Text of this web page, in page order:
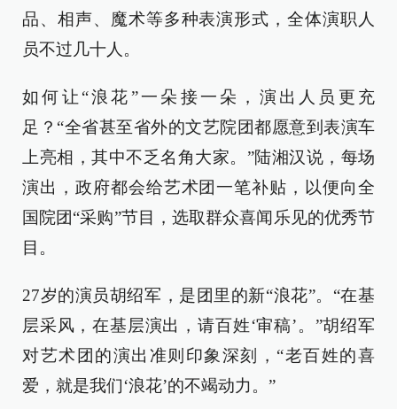
品、相声、魔术等多种表演形式，全体演职人
员不过几十人。
如何让“浪花”一朵接一朵，演出人员更充
足？“全省甚至省外的文艺院团都愿意到表演车
上亮相，其中不乏名角大家。”陆湘汉说，每场
演出，政府都会给艺术团一笔补贴，以便向全
国院团“采购”节目，选取群众喜闻乐见的优秀节
目。
27岁的演员胡绍军，是团里的新“浪花”。“在基
层采风，在基层演出，请百姓‘审稿’。”胡绍军
对艺术团的演出准则印象深刻，“老百姓的喜
爱，就是我们‘浪花’的不竭动力。”